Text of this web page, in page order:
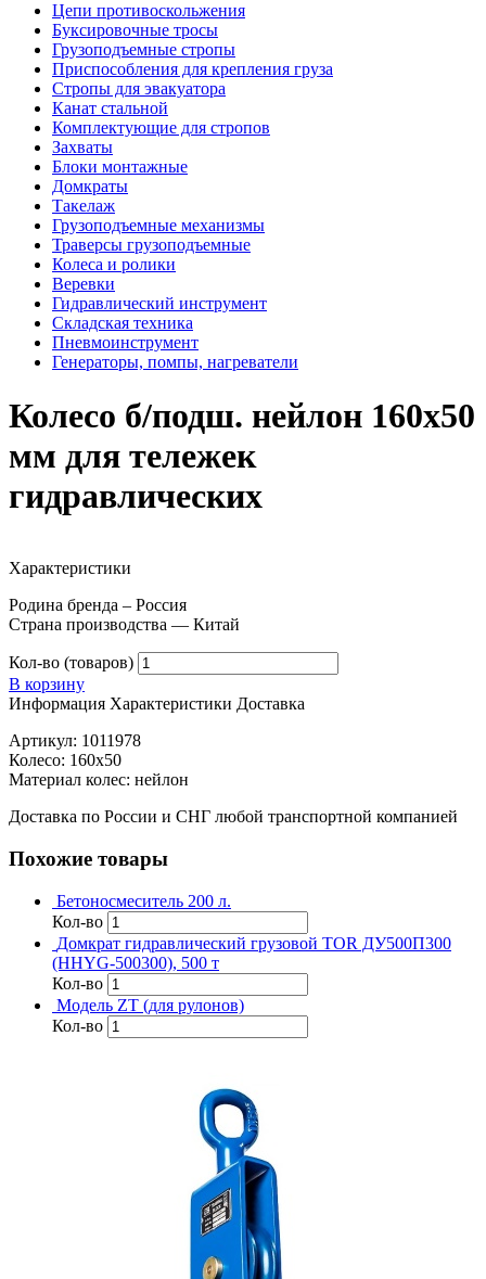
Цепи противоскольжения
Буксировочные тросы
Грузоподъемные стропы
Приспособления для крепления груза
Стропы для эвакуатора
Канат стальной
Комплектующие для стропов
Захваты
Блоки монтажные
Домкраты
Такелаж
Грузоподъемные механизмы
Траверсы грузоподъемные
Колеса и ролики
Веревки
Гидравлический инструмент
Складская техника
Пневмоинструмент
Генераторы, помпы, нагреватели
Колесо б/подш. нейлон 160х50
мм для тележек
гидравлических
Характеристики
Родина бренда – Россия
Страна производства — Китай
Кол-во (товаров)
В корзину
Информация Характеристики Доставка
Артикул: 1011978
Колесо: 160х50
Материал колес: нейлон
Доставка по России и СНГ любой транспортной компанией
Похожие товары
Бетоносмеситель 200 л.
Кол-во
Домкрат гидравлический грузовой TOR ДУ500П300
(HHYG-500300), 500 т
Кол-во
Модель ZT (для рулонов)
Кол-во